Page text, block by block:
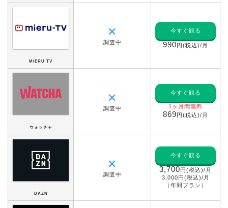
MIERU TV
✕
調査中
今すぐ観る
990円(税込)/月
ウォッチャ
✕
調査中
今すぐ観る
1ヶ月間無料
869円(税込)/月
DAZN
✕
調査中
今すぐ観る
3,700円(税込)/月
3,000円(税込)/月
（年間プラン）